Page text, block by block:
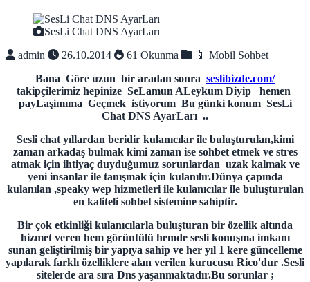
SesLi Chat DNS AyarLarı
admin
26.10.2014 61 Okunma
📱 Mobil Sohbet
Bana Göre uzun bir aradan sonra seslibizde.com/
takipçilerimiz hepinize SeLamun ALeykum Diyip hemen
payLaşimıma Geçmek istiyorum Bu günki konum SesLi
Chat DNS AyarLarı ..
Sesli chat yıllardan beridir kulanıcılar ile buluşturulan,kimi
zaman arkadaş bulmak kimi zaman ise sohbet etmek ve stres
atmak için ihtiyaç duyduğumuz sorunlardan uzak kalmak ve
yeni insanlar ile tanışmak için kulanılır.Dünya çapında
kulanılan ,speaky wep hizmetleri ile kulanıcılar ile buluşturulan
en kaliteli sohbet sistemine sahiptir.
Bir çok etkinliği kulanıcılarla buluşturan bir özellik altında
hizmet veren hem görüntülü hemde sesli konuşma imkanı
sunan geliştirilmiş bir yapıya sahip ve her yıl 1 kere güncelleme
yapılarak farklı özelliklere alan verilen kurucusu Rico'dur .Sesli
sitelerde ara sıra Dns yaşanmaktadır.Bu sorunlar ;